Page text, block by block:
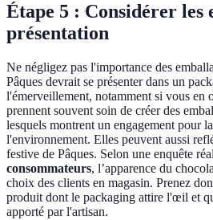
Étape 5 : Considérer les
présentation
Ne négligez pas l'importance des
Pâques devrait se présenter dans un
l'émerveillement, notamment si vous en
prennent souvent soin de créer des
lesquels montrent un engagement pour
l'environnement. Elles peuvent aussi
festive de Pâques. Selon une enquête
consommateurs, l’apparence du
choix des clients en magasin. Prenez
produit dont le packaging attire l'œil et
apporté par l'artisan.